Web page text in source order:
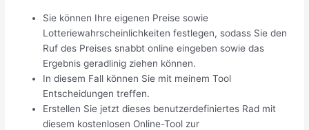
Sie können Ihre eigenen Preise sowie
Lotteriewahrscheinlichkeiten festlegen, sodass Sie den
Ruf des Preises snabbt online eingeben sowie das
Ergebnis geradlinig ziehen können.
In diesem Fall können Sie mit meinem Tool
Entscheidungen treffen.
Erstellen Sie jetzt dieses benutzerdefiniertes Rad mit
diesem kostenlosen Online-Tool zur